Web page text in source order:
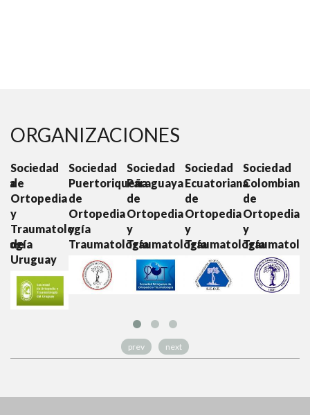
ORGANIZACIONES
Sociedad
de
Ortopedia
y
Traumatología
de
Uruguay
Sociedad
Puertoriqueña
de
Ortopedia
y
Traumatología
Sociedad
Paraguaya
de
Ortopedia
y
Traumatología
Sociedad
Ecuatoriana
de
Ortopedia
y
Traumatología
Sociedad
Colombiana
de
Ortopedia
y
prev next